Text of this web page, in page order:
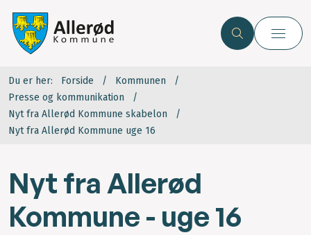
Du er her: Forside
Kommunen
Presse og kommunikation
Nyt fra Allerød Kommune skabelon
Nyt fra Allerød Kommune uge 16
Nyt fra Allerød
Kommune - uge 16